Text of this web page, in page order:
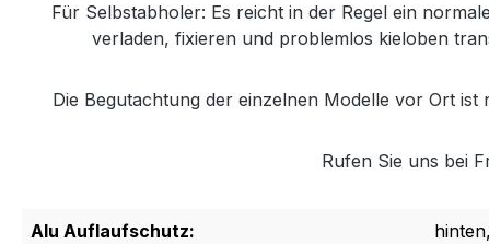
Für Selbstabholer: Es reicht in der Regel ein
verladen, fixieren und problemlos kieloben
Die Begutachtung der einzelnen Modelle vor Ort
Rufen Sie uns bei
Alu Auflaufschutz: